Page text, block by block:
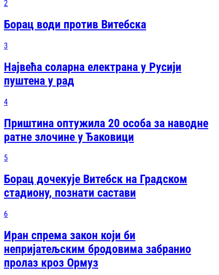
2
Борац води против Витебска
3
Највећа соларна електрана у Русији
пуштена у рад
4
Приштина оптужила 20 особа за наводне
ратне злочине у Ђаковици
5
Борац дочекује Витебск на Градском
стадиону, познати састави
6
Иран спрема закон који би
непријатељским бродовима забранио
пролаз кроз Ормуз